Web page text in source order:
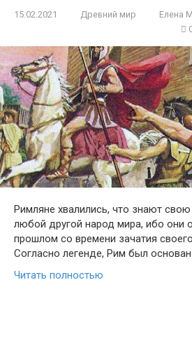
15.02.2021 Древний мир
Елена
Римляне хвалились, что знают
любой другой народ мира, ибо они
прошлом со времени зачатия
Согласно легенде, Рим был основан
Читать полностью